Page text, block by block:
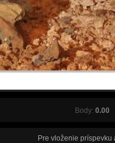
Body: 0.00
Pre vloženie